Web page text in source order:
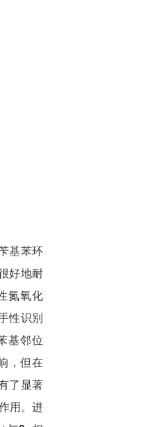
基苯环
好地耐
氮氧化
性识别
基邻位
，但在
了显著
用。进